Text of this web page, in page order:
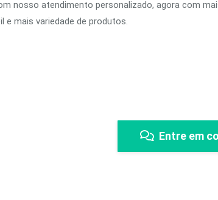
nosso atendimento personalizado, agora com
e mais variedade de produtos.
Entre em